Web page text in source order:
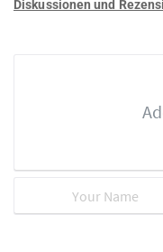
Diskussionen und